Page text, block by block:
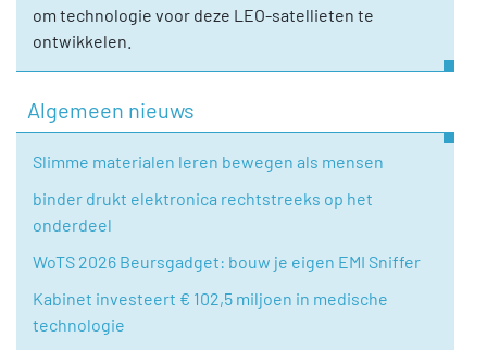
om technologie voor deze LEO-satellieten te
ontwikkelen.
Algemeen nieuws
Slimme materialen leren bewegen als mensen
binder drukt elektronica rechtstreeks op het
onderdeel
WoTS 2026 Beursgadget: bouw je eigen EMI Sniffer
Kabinet investeert € 102,5 miljoen in medische
technologie